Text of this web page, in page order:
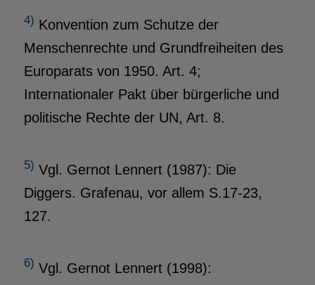
4) Konvention zum Schutze der
Menschenrechte und Grundfreiheiten des
Europarats von 1950. Art. 4;
Internationaler Pakt über bürgerliche und
politische Rechte der UN, Art. 8.
5) Vgl. Gernot Lennert (1987): Die
Diggers. Grafenau, vor allem S.17-23,
127.
6) Vgl. Gernot Lennert (1998):